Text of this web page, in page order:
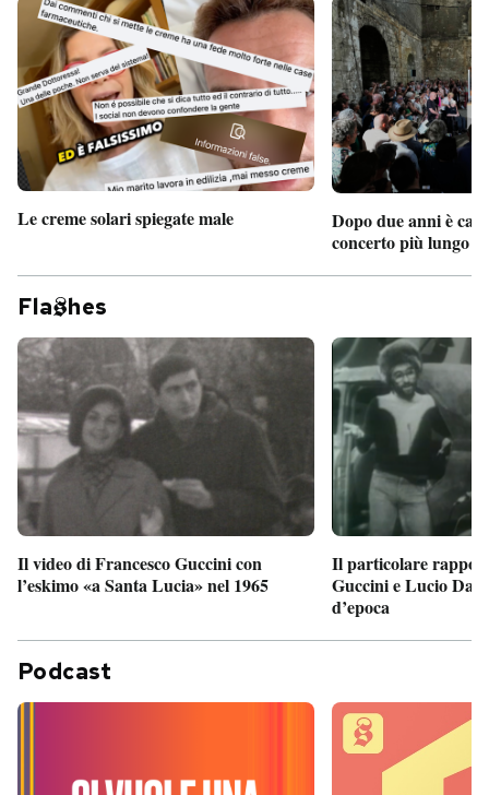
Le creme solari spiegate male
Dopo due anni è
concerto più lungo
Fla hes
Il video di Francesco Guccini con
l’eskimo «a Santa Lucia» nel 1965
Il particolare
Guccini e Lucio
d’epoca
Podcast